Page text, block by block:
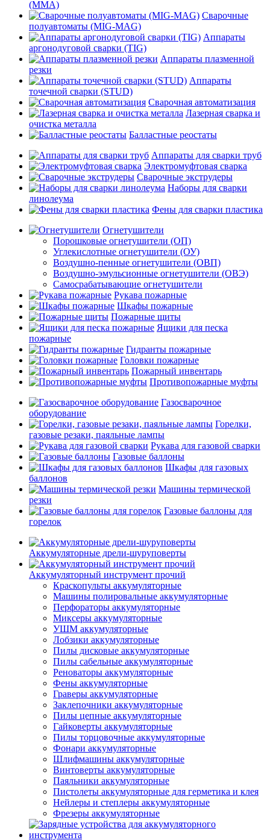
(MMA)
Сварочные
полуавтоматы (MIG-MAG)
Аппараты
аргонодуговой сварки (TIG)
Аппараты плазменной
резки
Аппараты
точечной сварки (STUD)
Сварочная автоматизация
Лазерная сварка и
очистка металла
Балластные реостаты
Аппараты для сварки труб
Электромуфтовая сварка
Сварочные экструдеры
Наборы для сварки
линолеума
Фены для сварки пластика
Огнетушители
Порошковые огнетушители (ОП)
Углекислотные огнетушители (ОУ)
Воздушно-пенные огнетушители (ОВП)
Воздушно-эмульсионные огнетушители (ОВЭ)
Самосрабатывающие огнетушители
Рукава пожарные
Шкафы пожарные
Пожарные щиты
Ящики для песка
пожарные
Гидранты пожарные
Головки пожарные
Пожарный инвентарь
Противопожарные муфты
Газосварочное
оборудование
Горелки,
газовые резаки, паяльные лампы
Рукава для газовой сварки
Газовые баллоны
Шкафы для газовых
баллонов
Машины термической
резки
Газовые баллоны для
горелок
Аккумуляторные дрели-шуруповерты
Аккумуляторный инструмент прочий
Краскопульты аккумуляторные
Машины полировальные аккумуляторные
Перфораторы аккумуляторные
Миксеры аккумуляторные
УШМ аккумуляторные
Лобзики аккумуляторные
Пилы дисковые аккумуляторные
Пилы сабельные аккумуляторные
Реноваторы аккумуляторные
Фены аккумуляторные
Граверы аккумуляторные
Заклепочники аккумуляторные
Пилы цепные аккумуляторные
Гайковерты аккумуляторные
Пилы торцовочные аккумуляторные
Фонари аккумуляторные
Шлифмашины аккумуляторные
Винтоверты аккумуляторные
Паяльники аккумуляторные
Пистолеты аккумуляторные для герметика и клея
Нейлеры и степлеры аккумуляторные
Фрезеры аккумуляторные